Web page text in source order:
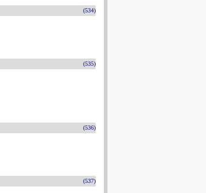
(534)
(535)
(536)
(537)